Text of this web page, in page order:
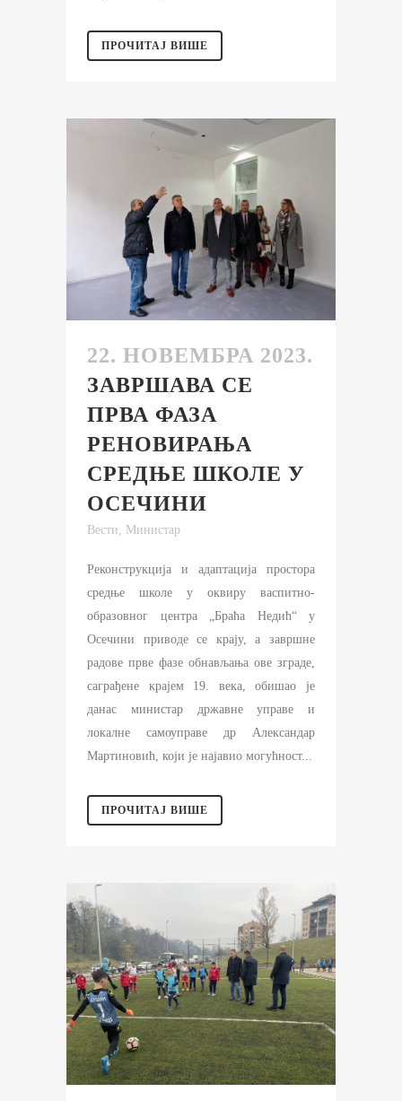
ПРОЧИТАЈ ВИШЕ
22. НОВЕМБРА 2023.
ЗАВРШАВА СЕ
ПРВА ФАЗА
РЕНОВИРАЊА
СРЕДЊЕ ШКОЛЕ У
ОСЕЧИНИ
Вести, Министар
Реконструкција и адаптација простора
средње школе у оквиру васпитно-
образовног центра „Браћа Недић“ у
Осечини приводе се крају, а завршне
радове прве фазе обнављања ове зграде,
саграђене крајем 19. века, обишао је
данас министар државне управе и
локалне самоуправе др Александар
Мартиновић, који је најавио могућност...
ПРОЧИТАЈ ВИШЕ